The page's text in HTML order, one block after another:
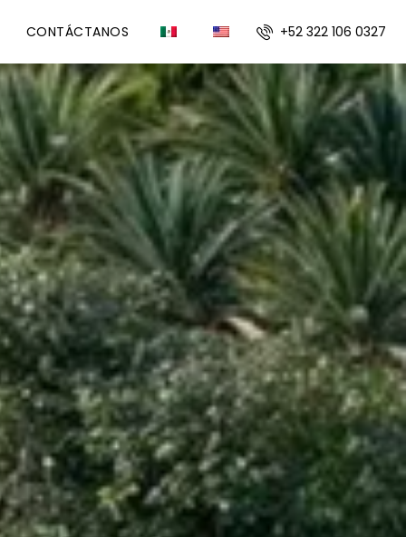
CONTÁCTANOS +52 322 106 0327